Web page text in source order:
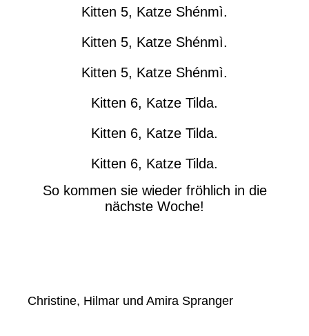
Kitten 5, Katze Shénmì.
Kitten 5, Katze Shénmì.
Kitten 5, Katze Shénmì.
Kitten 6, Katze Tilda.
Kitten 6, Katze Tilda.
Kitten 6, Katze Tilda.
So kommen sie wieder fröhlich in die
nächste Woche!
Christine, Hilmar und Amira Spranger